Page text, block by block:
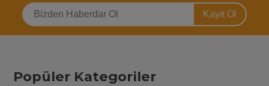
Kayıt Ol
Popüler Kategoriler